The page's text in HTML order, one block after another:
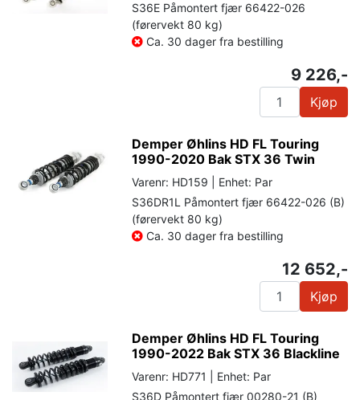
S36E Påmontert fjær 66422-026
(førervekt 80 kg)
Ca. 30 dager fra bestilling
9 226,-
Kjøp
Demper Øhlins HD FL Touring
1990-2020 Bak STX 36 Twin
Varenr: HD159 | Enhet: Par
S36DR1L Påmontert fjær 66422-026 (B)
(førervekt 80 kg)
Ca. 30 dager fra bestilling
12 652,-
Kjøp
Demper Øhlins HD FL Touring
1990-2022 Bak STX 36 Blackline
Varenr: HD771 | Enhet: Par
S36D Påmontert fjær 00280-21 (B)